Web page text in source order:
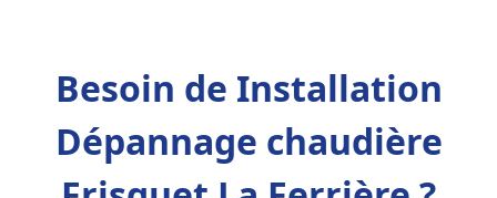
Besoin de Installation
Dépannage chaudière